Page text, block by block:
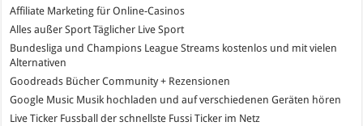
Affiliate Marketing für Online-Casinos
Alles außer SportTäglicher Live Sport
Bundesliga und Champions League Streams kostenlos und mit vielen
Alternativen
Goodreads Bücher Community + Rezensionen
Google Music Musik hochladen und auf verschiedenen Geräten hören
Live Ticker Fussball
der schnellste Fussi Ticker im Netz